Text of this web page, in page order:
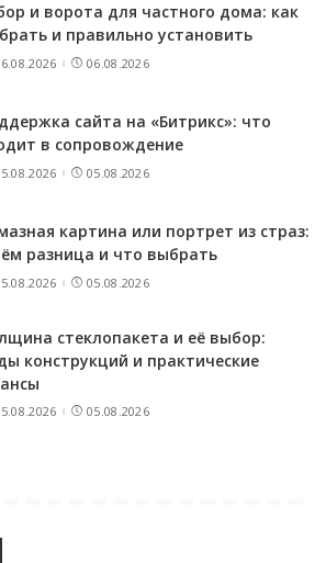
и ворота для частного дома: как
и правильно установить
06.08.2026
сайта на «Битрикс»: что
в сопровождение
05.08.2026
картина или портрет из страз:
разница и что выбрать
05.08.2026
стеклопакета и её выбор:
конструкций и практические
05.08.2026